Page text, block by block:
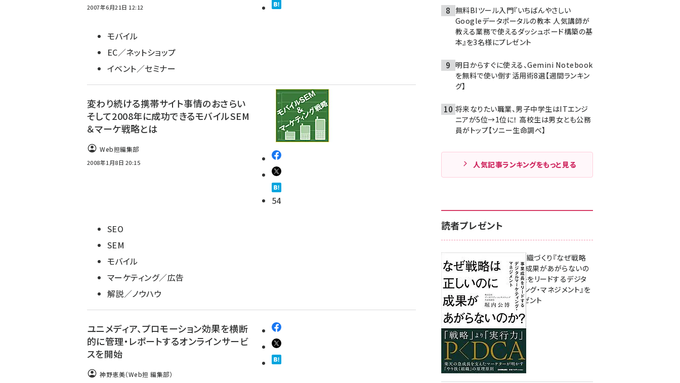
2007年6月21日 12:12
モバイル
EC／ネットショップ
イベント／セミナー
変わり続ける携帯サイト事情のおさらい
そして2008年に成功できるモバイルSEM
＆マーケ戦略とは
Web担編集部
2008年1月8日 20:15
54
SEO
SEM
モバイル
マーケティング／広告
解説／ノウハウ
ユニメディア、プロモーション効果を横断
的に管理・レポートするオンラインサービ
スを開始
神野恵美（Web担 編集部）
無料BIツール入門『いちばんやさしい
Googleデータポータルの教本 人気講師が
教える業務で使えるダッシュボード構築の基
本』を3名様にプレゼント
明日からすぐに使える、Gemini Notebook
を無料で使い倒す活用術8選【週間ランキン
グ】
将来なりたい職業、男子中学生はITエンジ
ニアが5位→1位に！ 高校生は男女とも公務
員がトップ【ソニー生命調べ】
人気記事ランキングをもっと見る
読者プレゼント
成果を生む組織づくり『なぜ戦略
は正しいのに成果があがらないの
か？ 事業成長をリードするデジタ
ルマーケティング・マネジメント』を
3名様にプレゼント
8月7日 10:00